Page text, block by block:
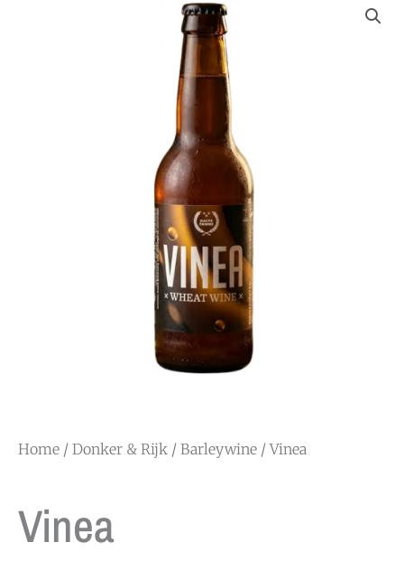
Home / Donker & Rijk / Barleywine / Vinea
Vinea